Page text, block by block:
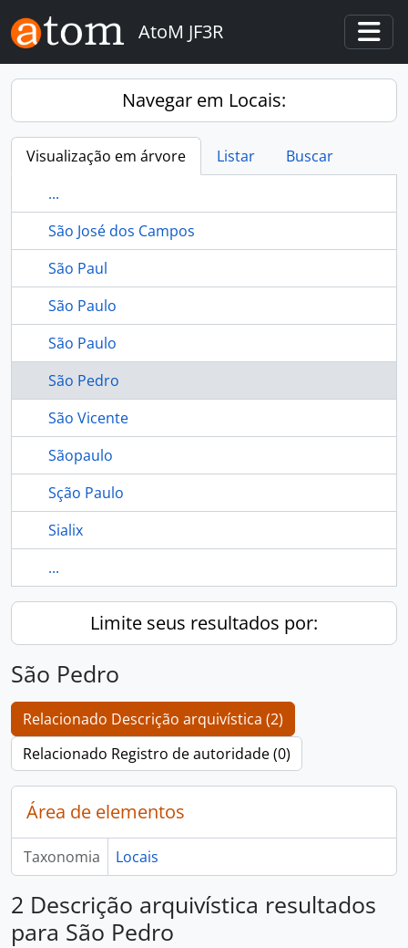
Skip to main content
AtoM JF3R
Navegar em Locais:
Visualização em árvore Listar
Buscar
...
São José dos Campos
São Paul
São Paulo
São Paulo
São Pedro
São Vicente
Sãopaulo
Sção Paulo
Sialix
...
Limite seus resultados por:
São Pedro
Relacionado Descrição arquivística (2)
Relacionado Registro de autoridade (0)
Área de elementos
Taxonomia Locais
2 Descrição arquivística resultados
para São Pedro